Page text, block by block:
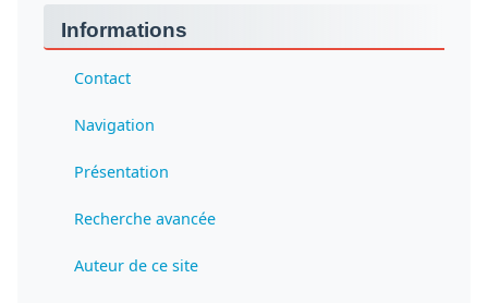
Informations
Contact
Navigation
Présentation
Recherche avancée
Auteur de ce site